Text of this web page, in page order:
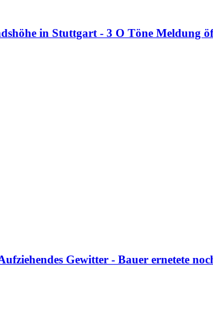
in Stuttgart - 3 O Töne Meldung
Gewitter - Bauer ernetete